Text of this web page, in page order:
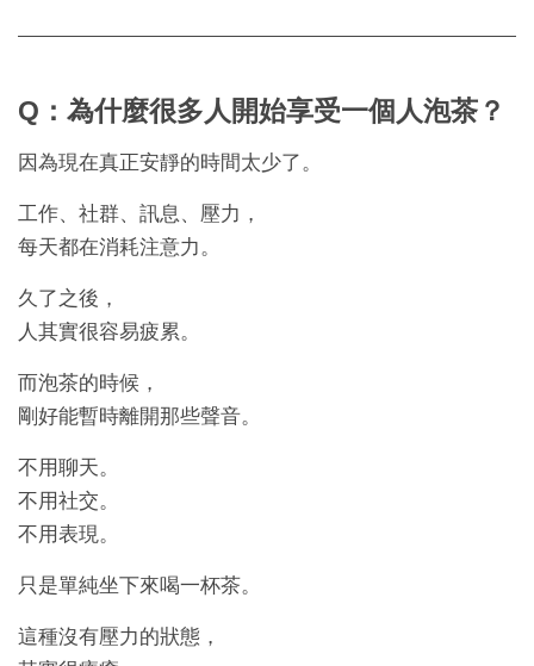
Q：為什麼很多人開始享受一個人泡茶？
因為現在真正安靜的時間太少了。
工作、社群、訊息、壓力，
每天都在消耗注意力。
久了之後，
人其實很容易疲累。
而泡茶的時候，
剛好能暫時離開那些聲音。
不用聊天。
不用社交。
不用表現。
只是單純坐下來喝一杯茶。
這種沒有壓力的狀態，